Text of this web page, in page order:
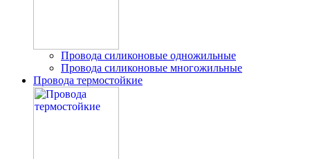
Провода силиконовые одножильные
Провода силиконовые многожильные
Провода термостойкие